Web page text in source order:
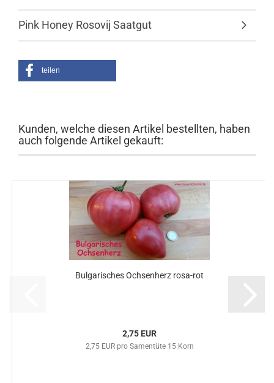
Pink Honey Rosovij Saatgut
teilen
Kunden, welche diesen Artikel bestellten, haben
auch folgende Artikel gekauft:
Bulgarisches Ochsenherz rosa-rot
2,75 EUR
2,75 EUR pro Samentüte 15 Korn